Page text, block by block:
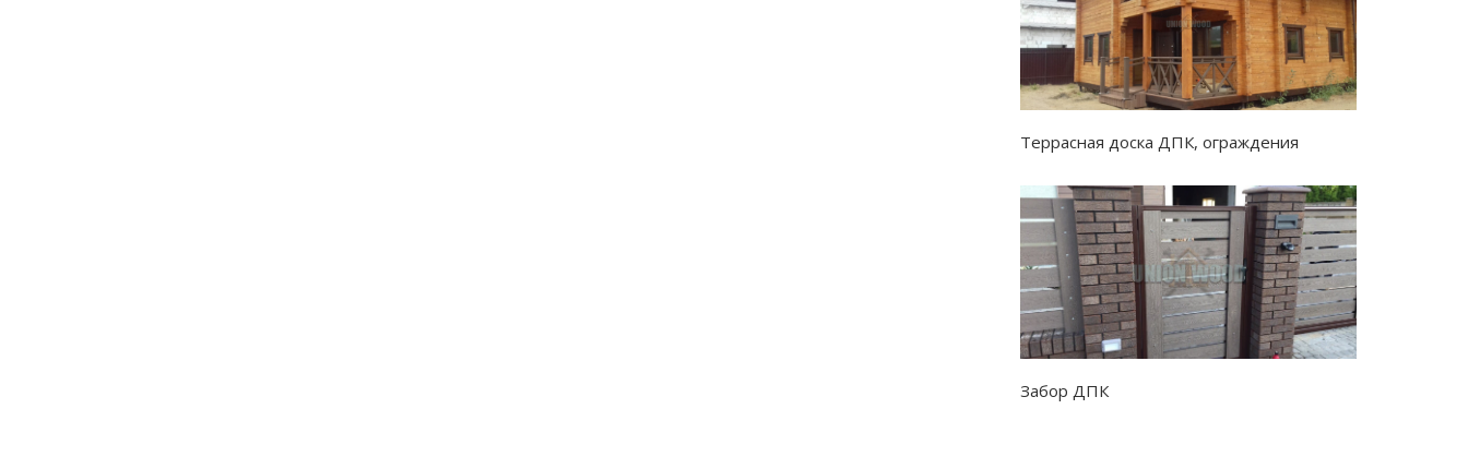
Террасная доска ДПК, ограждения
Забор ДПК